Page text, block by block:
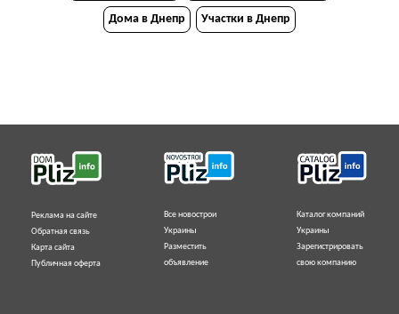
Дома в Днепр Участки в Днепр
Реклама на сайте
Обратная связь
Карта сайта
Публичная оферта
Все новострои
Украины
Разместить
объявление
Каталог компаний
Украины
Зарегистрировать
свою компанию